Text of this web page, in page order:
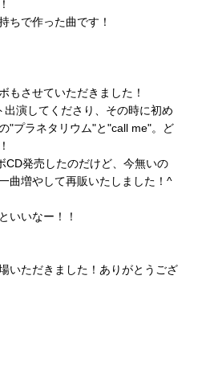
ちで作った曲です！
もさせていただきました！
演してくださり、その時に初め
"プラネタリウム"と"call me"。ど
CD発売したのだけど、今無いの
曲増やして再販いたしました！^
いいなー！！
いただきました！ありがとうござ